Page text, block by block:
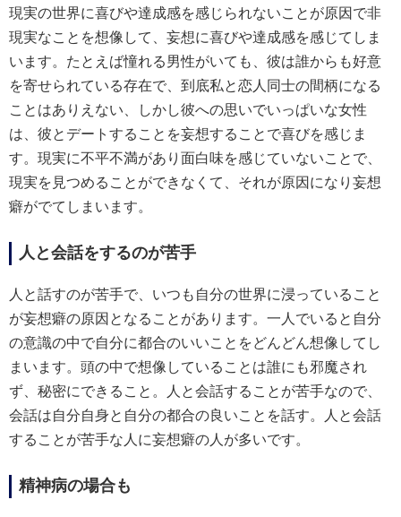
現実の世界に喜びや達成感を感じられないことが原因で非
現実なことを想像して、妄想に喜びや達成感を感じてしま
います。たとえば憧れる男性がいても、彼は誰からも好意
を寄せられている存在で、到底私と恋人同士の間柄になる
ことはありえない、しかし彼への思いでいっぱいな女性
は、彼とデートすることを妄想することで喜びを感じま
す。現実に不平不満があり面白味を感じていないことで、
現実を見つめることができなくて、それが原因になり妄想
癖がでてしまいます。
人と会話をするのが苦手
人と話すのが苦手で、いつも自分の世界に浸っていること
が妄想癖の原因となることがあります。一人でいると自分
の意識の中で自分に都合のいいことをどんどん想像してし
まいます。頭の中で想像していることは誰にも邪魔され
ず、秘密にできること。人と会話することが苦手なので、
会話は自分自身と自分の都合の良いことを話す。人と会話
することが苦手な人に妄想癖の人が多いです。
精神病の場合も